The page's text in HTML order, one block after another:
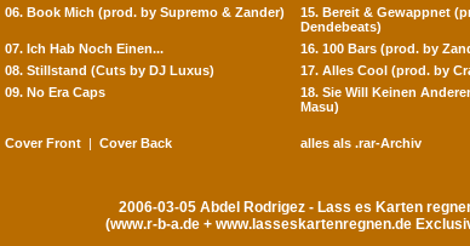
06. Book Mich (prod. by Supremo & Zander)
15. Bereit & Gewappnet
Dendebeats)
07. Ich Hab Noch Einen...
16. 100 Bars (prod. by
08. Stillstand (Cuts by DJ Luxus)
17. Alles Cool (prod. by
09. No Era Caps
18. Sie Will Keinen
Masu)
Cover Front | Cover Back alles als .rar-Archiv
2006-03-05 Abdel Rodrigez - Lass es Karten
(www.r-b-a.de + www.lasseskartenregnen.de